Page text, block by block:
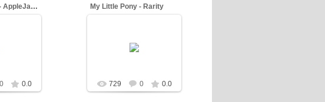
My Little Pony - AppleJack
0 0.0
My Little Pony - Rarity
729 0 0.0